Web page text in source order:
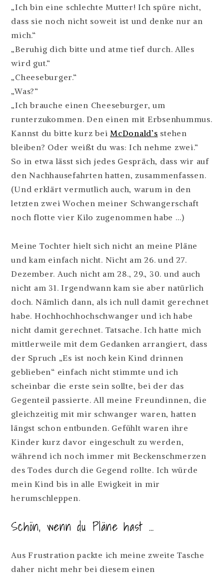
„Ich bin eine schlechte Mutter! Ich spüre nicht,
dass sie noch nicht soweit ist und denke nur an
mich.“
„Beruhig dich bitte und atme tief durch. Alles
wird gut.“
„Cheeseburger.“
„Was?“
„Ich brauche einen Cheeseburger, um
runterzukommen. Den einen mit Erbsenhummus.
Kannst du bitte kurz beiMcDonald’s stehen
bleiben? Oder weißt du was: Ich nehme zwei.“
So in etwa lässt sich jedes Gespräch, dass wir auf
den Nachhausefahrten hatten, zusammenfassen.
(Und erklärt vermutlich auch, warum in den
letzten zwei Wochen meiner Schwangerschaft
noch flotte vier Kilo zugenommen habe …)
Meine Tochter hielt sich nicht an meine Pläne
und kam einfach nicht. Nicht am 26. und 27.
Dezember. Auch nicht am 28., 29., 30. und auch
nicht am 31. Irgendwann kam sie aber natürlich
doch. Nämlich dann, als ich null damit gerechnet
habe. Hochhochhochschwanger und ich habe
nicht damit gerechnet. Tatsache. Ich hatte mich
mittlerweile mit dem Gedanken arrangiert, dass
der Spruch „Es ist noch kein Kind drinnen
geblieben“ einfach nicht stimmte und ich
scheinbar die erste sein sollte, bei der das
Gegenteil passierte. All meine Freundinnen, die
gleichzeitig mit mir schwanger waren, hatten
längst schon entbunden. Gefühlt waren ihre
Kinder kurz davor eingeschult zu werden,
während ich noch immer mit Beckenschmerzen
des Todes durch die Gegend rollte. Ich würde
mein Kind bis in alle Ewigkeit in mir
herumschleppen.
Schön, wenn du Pläne hast …
Aus Frustration packte ich meine zweite Tasche
daher nicht mehr bei diesem einen